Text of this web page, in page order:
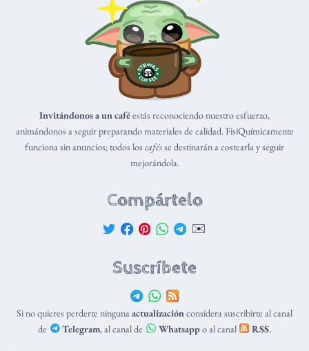
Invitándonos a un caféestás reconociendo nuestro esfuerzo,
animándonos a seguir preparando materiales de calidad. FisiQuímicamente
funciona sin anuncios; todos los cafésse destinarán a costearla y seguir
mejorándola.
Compártelo
✉️
Suscríbete
Si no quieres perderte ninguna actualización considera suscribirte al canal
de
Telegram, al canal de Whatsappo al canal RSS.